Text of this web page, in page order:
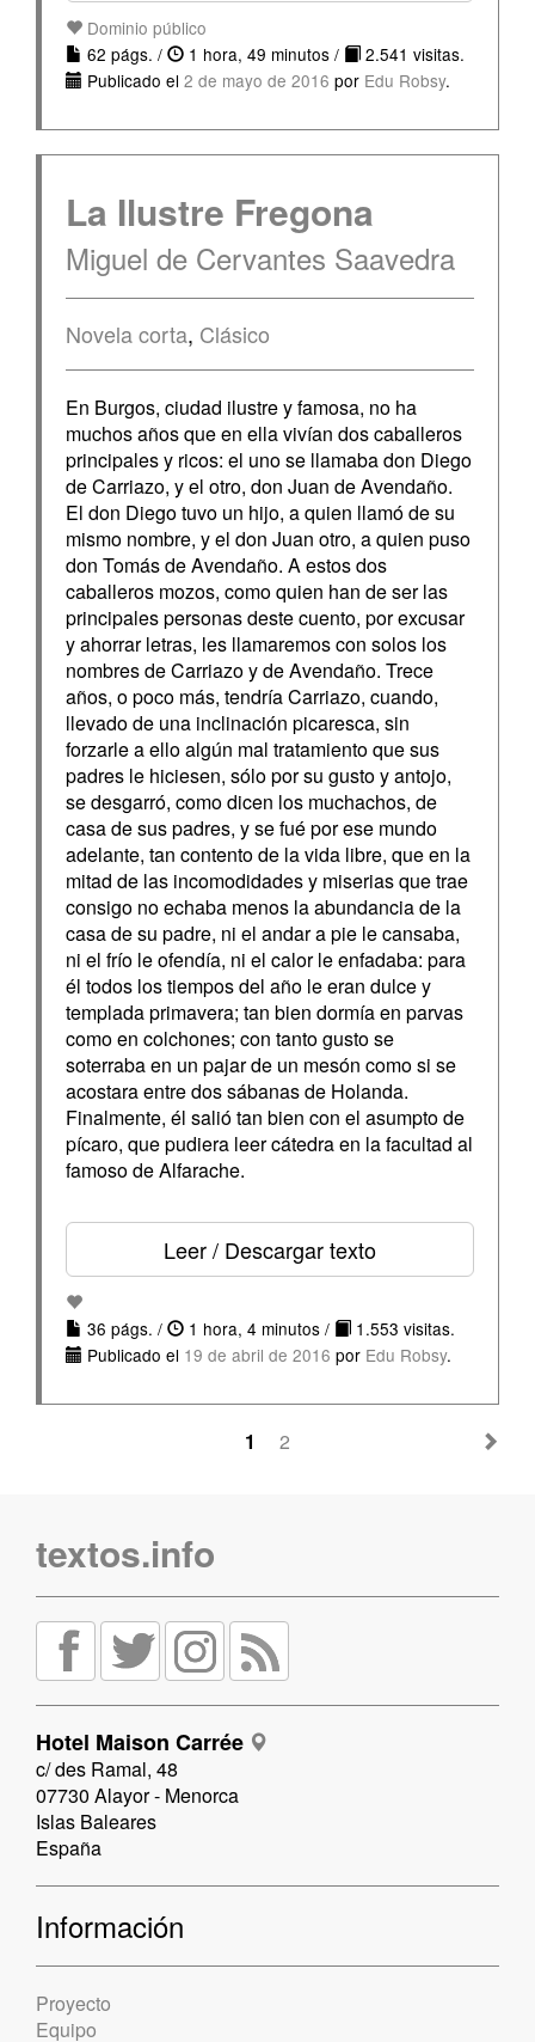
Dominio público
62 págs. /
1 hora, 49 minutos /
2.541 visitas.
Publicado el 2 de mayo de 2016 por Edu Robsy.
La Ilustre Fregona
Miguel de Cervantes Saavedra
Novela corta, Clásico
En Burgos, ciudad ilustre y famosa, no ha
muchos años que en ella vivían dos caballeros
principales y ricos: el uno se llamaba don Diego
de Carriazo, y el otro, don Juan de Avendaño.
El don Diego tuvo un hijo, a quien llamó de su
mismo nombre, y el don Juan otro, a quien puso
don Tomás de Avendaño. A estos dos
caballeros mozos, como quien han de ser las
principales personas deste cuento, por excusar
y ahorrar letras, les llamaremos con solos los
nombres de Carriazo y de Avendaño. Trece
años, o poco más, tendría Carriazo, cuando,
llevado de una inclinación picaresca, sin
forzarle a ello algún mal tratamiento que sus
padres le hiciesen, sólo por su gusto y antojo,
se desgarró, como dicen los muchachos, de
casa de sus padres, y se fué por ese mundo
adelante, tan contento de la vida libre, que en la
mitad de las incomodidades y miserias que trae
consigo no echaba menos la abundancia de la
casa de su padre, ni el andar a pie le cansaba,
ni el frío le ofendía, ni el calor le enfadaba: para
él todos los tiempos del año le eran dulce y
templada primavera; tan bien dormía en parvas
como en colchones; con tanto gusto se
soterraba en un pajar de un mesón como si se
acostara entre dos sábanas de Holanda.
Finalmente, él salió tan bien con el asumpto de
pícaro, que pudiera leer cátedra en la facultad al
famoso de Alfarache.
Leer / Descargar texto
36 págs. / 1 hora, 4 minutos /
1.553 visitas.
Publicado el 19 de abril de 2016 por Edu Robsy.
1 2
textos.info
Hotel Maison Carrée
c/ des Ramal, 48
07730 Alayor - Menorca
Islas Baleares
España
Información
Proyecto
Equipo